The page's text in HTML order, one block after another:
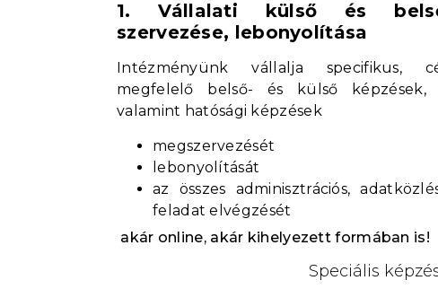
1. Vállalati külső és
szervezése, lebonyolítása
Intézményünk vállalja specifikus,
megfelelő belső- és külső képzések,
valamint hatósági képzések
megszervezését
lebonyolítását
az összes adminisztrációs,
feladat elvégzését
akár online, akár kihelyezett formában is!
Speciális